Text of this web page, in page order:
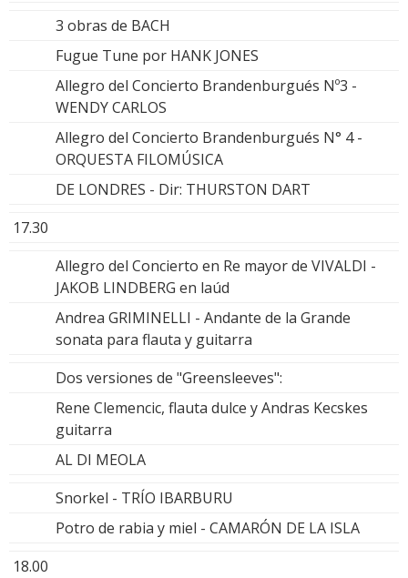
3 obras de BACH
Fugue Tune por HANK JONES
Allegro del Concierto Brandenburgués Nº3 -
WENDY CARLOS
Allegro del Concierto Brandenburgués N° 4 -
ORQUESTA FILOMÚSICA
DE LONDRES - Dir: THURSTON DART
17.30
Allegro del Concierto en Re mayor de VIVALDI -
JAKOB LINDBERG en laúd
Andrea GRIMINELLI - Andante de la Grande
sonata para flauta y guitarra
Dos versiones de "Greensleeves":
Rene Clemencic, flauta dulce y Andras Kecskes
guitarra
AL DI MEOLA
Snorkel - TRÍO IBARBURU
Potro de rabia y miel - CAMARÓN DE LA ISLA
18.00